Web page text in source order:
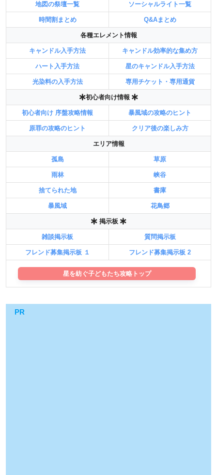
地図の祭壇一覧 ソーシャルライト一覧
時間割まとめ Q&Aまとめ
各種エレメント情報
キャンドル入手方法 キャンドル効率的な集め方
ハート入手方法 星のキャンドル入手方法
光染料の入手方法 専用チケット・専用通貨
初心者向け情報
初心者向け 序盤攻略情報 暴風域の攻略のヒント
原罪の攻略のヒント クリア後の楽しみ方
エリア情報
孤島 草原
雨林 峡谷
捨てられた地 書庫
暴風域 花鳥郷
掲示板
雑談掲示板 質問掲示板
フレンド募集掲示板 １ フレンド募集掲示板 2
星を紡ぐ子どもたち攻略トップ
PR